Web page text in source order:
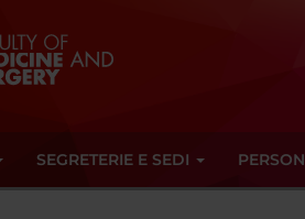
SEGRETERIE E SEDI